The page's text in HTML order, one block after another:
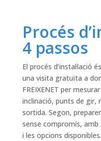
Procés
4 passos
El procés d’instal·lació
una visita gratuïta a
FREIXENET per
inclinació, punts de gir,
sortida. Segon,
sense compromís,
i les opcions